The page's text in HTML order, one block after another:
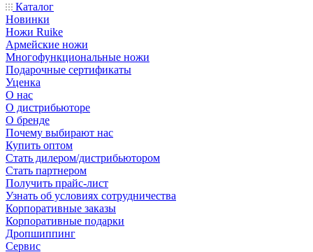
Каталог
Новинки
Ножи Ruike
Армейские ножи
Многофункциональные ножи
Подарочные сертификаты
Уценка
О нас
О дистрибьюторе
О бренде
Почему выбирают нас
Купить оптом
Стать дилером/дистрибьютором
Стать партнером
Получить прайс-лист
Узнать об условиях сотрудничества
Корпоративные заказы
Корпоративные подарки
Дропшиппинг
Сервис